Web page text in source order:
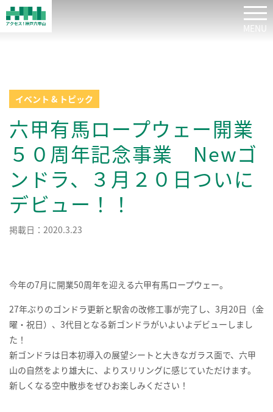
イベント & トピック
六甲有馬ロープウェー開業
５０周年記念事業 Newゴ
ンドラ、３月２０日ついに
デビュー！！
掲載日：2020.3.23
今年の7月に開業50周年を迎える六甲有馬ロープウェー。
27年ぶりのゴンドラ更新と駅舎の改修工事が完了し、3月20日（金
曜・祝日）、3代目となる新ゴンドラがいよいよデビューしまし
た！
新ゴンドラは日本初導入の展望シートと大きなガラス面で、六甲
山の自然をより雄大に、よりスリリングに感じていただけます。
新しくなる空中散歩をぜひお楽しみください！